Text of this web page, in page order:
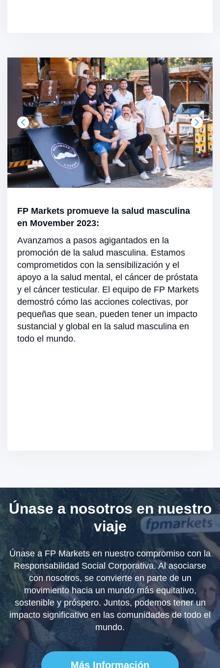
FP Markets promueve la salud masculina
en Movember 2023:
Avanzamos a pasos agigantados en la
promoción de la salud masculina. Estamos
comprometidos con la sensibilización y el
apoyo a la salud mental, el cáncer de próstata
y el cáncer testicular. El equipo de FP Markets
demostró cómo las acciones colectivas, por
pequeñas que sean, pueden tener un impacto
sustancial y global en la salud masculina en
todo el mundo.
Únase a nosotros en nuestro
viaje
Únase a FP Markets en nuestro compromiso con la
Responsabilidad Social Corporativa. Al asociarse
con nosotros, se convierte en parte de un
movimiento hacia un mundo más equitativo,
sostenible y próspero. Juntos, podemos tener un
impacto significativo en las comunidades de todo el
mundo.
Más Información